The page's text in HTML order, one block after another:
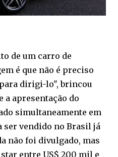
de um carro de
é que não é preciso
dirigi-lo", brincou
a apresentação do
simultaneamente em
ser vendido no Brasil já
não foi divulgado, mas
entre US$ 200 mil e